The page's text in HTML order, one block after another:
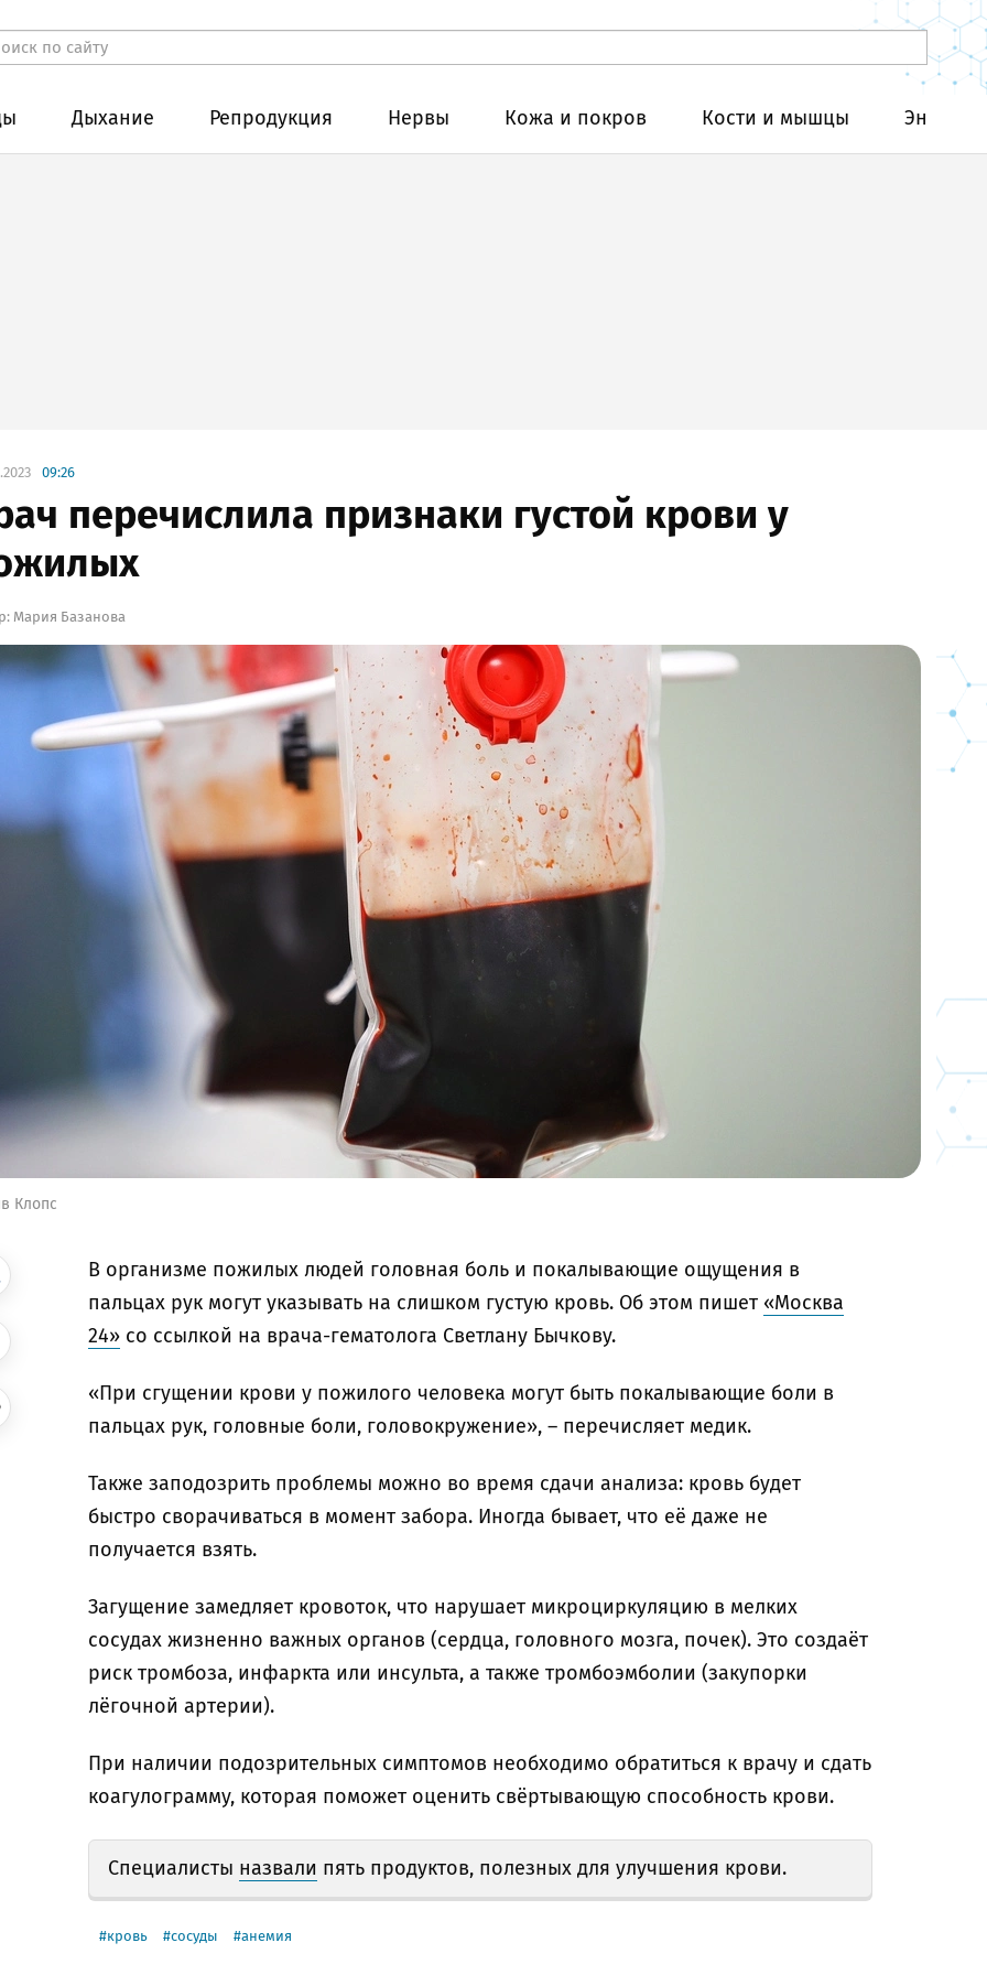
Дыхание Репродукция Нервы Кожа и покров Кости и мышцы
09:26
перечислила признаки густой крови у
Мария Базанова
Клопс
В организме пожилых людей головная боль и покалывающие ощущения в
пальцах рук могут указывать на слишком густую кровь. Об этом пишет «Москва
24» со ссылкой на врача-гематолога Светлану Бычкову.
«При сгущении крови у пожилого человека могут быть покалывающие боли в
пальцах рук, головные боли, головокружение», – перечисляет медик.
Также заподозрить проблемы можно во время сдачи анализа: кровь будет
быстро сворачиваться в момент забора. Иногда бывает, что её даже не
получается взять.
Загущение замедляет кровоток, что нарушает микроциркуляцию в мелких
сосудах жизненно важных органов (сердца, головного мозга, почек). Это создаёт
риск тромбоза, инфаркта или инсульта, а также тромбоэмболии (закупорки
лёгочной артерии).
При наличии подозрительных симптомов необходимо обратиться к врачу и сдать
коагулограмму, которая поможет оценить свёртывающую способность крови.
Специалисты назвали пять продуктов, полезных для улучшения крови.
кровь сосуды анемия